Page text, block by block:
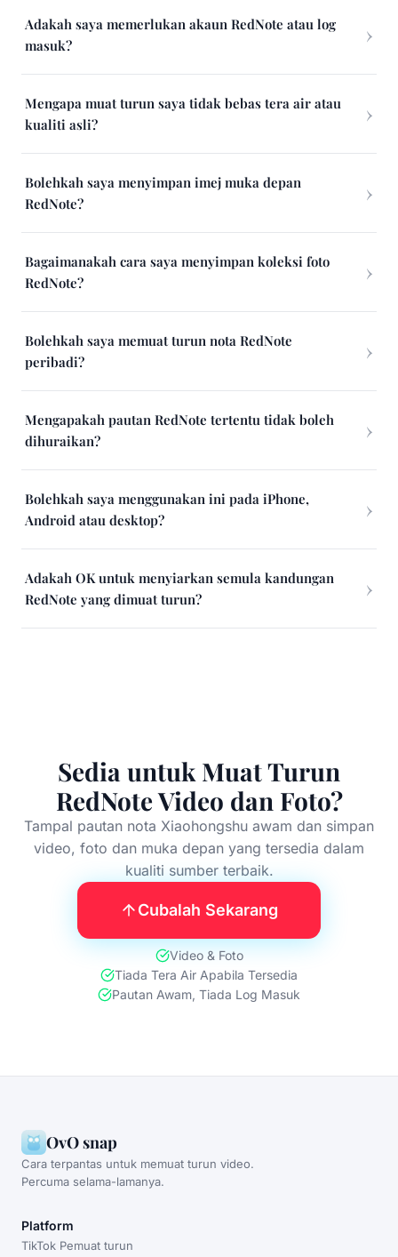
Adakah saya memerlukan akaun RedNote atau log
masuk?
Mengapa muat turun saya tidak bebas tera air atau
kualiti asli?
Bolehkah saya menyimpan imej muka depan
RedNote?
Bagaimanakah cara saya menyimpan koleksi foto
RedNote?
Bolehkah saya memuat turun nota RedNote
peribadi?
Mengapakah pautan RedNote tertentu tidak boleh
dihuraikan?
Bolehkah saya menggunakan ini pada iPhone,
Android atau desktop?
Adakah OK untuk menyiarkan semula kandungan
RedNote yang dimuat turun?
Sedia untuk Muat Turun
RedNote Video dan Foto?
Tampal pautan nota Xiaohongshu awam dan simpan
video, foto dan muka depan yang tersedia dalam
kualiti sumber terbaik.
Cubalah Sekarang
Video & Foto
Tiada Tera Air Apabila Tersedia
Pautan Awam, Tiada Log Masuk
OvO snap
Cara terpantas untuk memuat turun video.
Percuma selama-lamanya.
Platform
TikTok Pemuat turun